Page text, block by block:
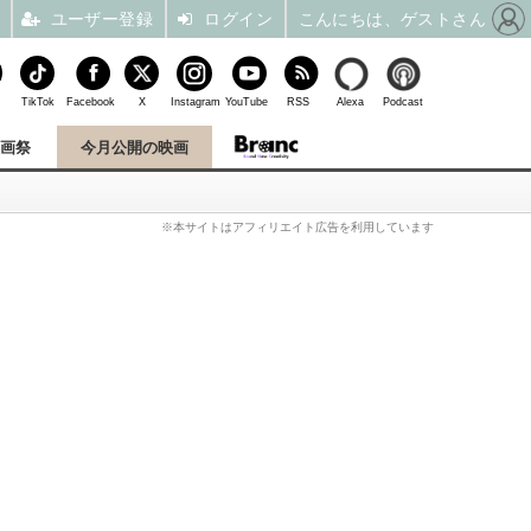
祭 今月公開の映画
※本サイトはアフィリエイト広告を利用しています
TikTok Facebook X Instagram YouTube RSS Alexa Podcast
ユーザー登録 ログイン こんにちは、ゲストさん